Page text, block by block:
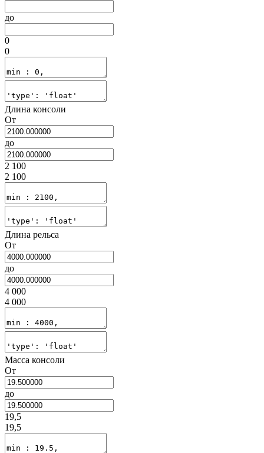
до
0
0
Длина консоли
От
до
2 100
2 100
Длина рельса
От
до
4 000
4 000
Масса консоли
От
до
19,5
19,5